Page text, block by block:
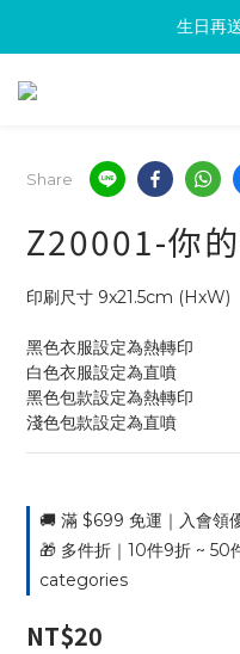
滿300
生日再
加入成為新會
Share
Z20001-你
印刷尺寸 9x21.5cm (HxW)
黑色衣服設定為熱轉印
白色衣服設定為直噴
黑色包款設定為熱轉印
淺色包款設定為直噴
🚚 滿 $699 免運｜入會領
🎁 多件折｜10件9折 ~
categories
NT$20